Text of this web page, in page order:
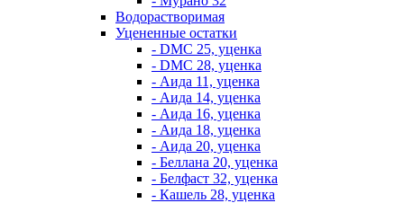
Водорастворимая
Уцененные остатки
- DMC 25, уценка
- DMC 28, уценка
- Аида 11, уценка
- Аида 14, уценка
- Аида 16, уценка
- Аида 18, уценка
- Аида 20, уценка
- Беллана 20, уценка
- Белфаст 32, уценка
- Кашель 28, уценка